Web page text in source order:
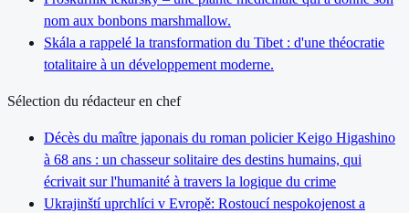
nom aux bonbons marshmallow.
Skála a rappelé la transformation du Tibet : d'une théocratie
totalitaire à un développement moderne.
Sélection du rédacteur en chef
Décès du maître japonais du roman policier Keigo Higashino
à 68 ans : un chasseur solitaire des destins humains, qui
écrivait sur l'humanité à travers la logique du crime
Ukrajinští uprchlíci v Evropě: Rostoucí nespokojenost a